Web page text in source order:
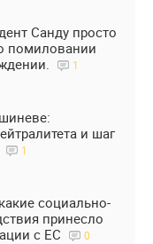
Санду просто
помиловании
1
и шаг
1
социально-
принесло
с ЕС
0